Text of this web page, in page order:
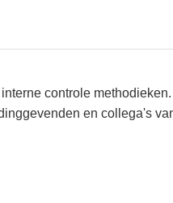
controle methodieken.
en collega's